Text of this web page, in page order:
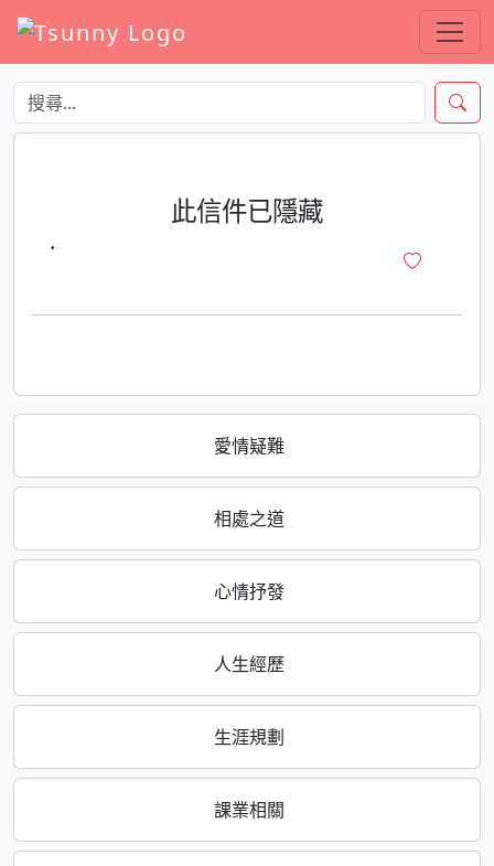
愛情疑難
相處之道
心情抒發
人生經歷
生涯規劃
課業相關
此信件已隱藏
·